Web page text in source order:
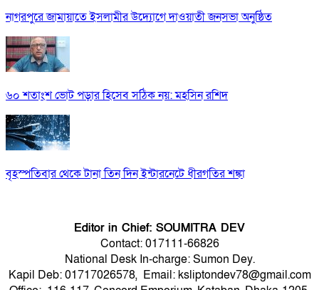
নাগরপুরে জামায়াতে ইসলামীর উদ্যোগে দাওয়াতী জনসভা অনুষ্ঠিত
৬০ শতাংশ ভোট পড়ার হিসেব সঠিক নয়: মহসিন রশিদ
বৃহস্পতিবার থেকে টানা তিন দিন ইন্টারনেটে ধীরগতির শঙ্কা
Editor in Chief: SOUMITRA DEV
Contact: 017111-66826
National Desk In-charge: Sumon Dey.
Kapil Deb: 01717026578, Email: ksliptondev78@gmail.com